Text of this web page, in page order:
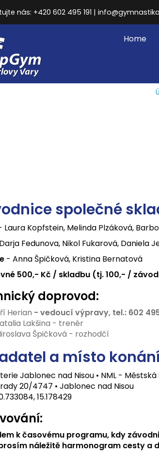
nás: +420 602 495 191 |
Home
společné
Laura Kopfstein, Melinda Plzáková,
Fedunova, Nikol Fukarová, Daniela
- Anna Špičková, Kristina Bernatová
500,- Kč / skladbu (tj. 100,- /
doprovod:
Herian - vedoucí výpravy, tel.: 602 495
Lakšina - trenér
Špičková - rozhodčí
a místo
Jablonec nad Nisou • NML -
20/4747 • Jablonec nad Nisou
15.178429
k časovému programu, kdy
náležitě harmonogram cesty a